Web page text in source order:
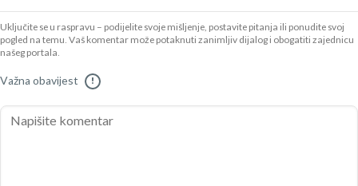
Uključite se u raspravu – podijelite svoje mišljenje, postavite pitanja ili ponudite svoj
pogled na temu. Vaš komentar može potaknuti zanimljiv dijalog i obogatiti zajednicu
našeg portala.
Važna obavijest !